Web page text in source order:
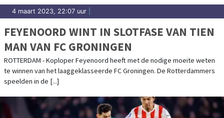
4 maart 2023, 22:07 uur
FEYENOORD WINT IN SLOTFASE VAN TIEN
MAN VAN FC GRONINGEN
ROTTERDAM - Koploper Feyenoord heeft met de nodige moeite weten
te winnen van het laaggeklasseerde FC Groningen. De Rotterdammers
speelden in de [...]